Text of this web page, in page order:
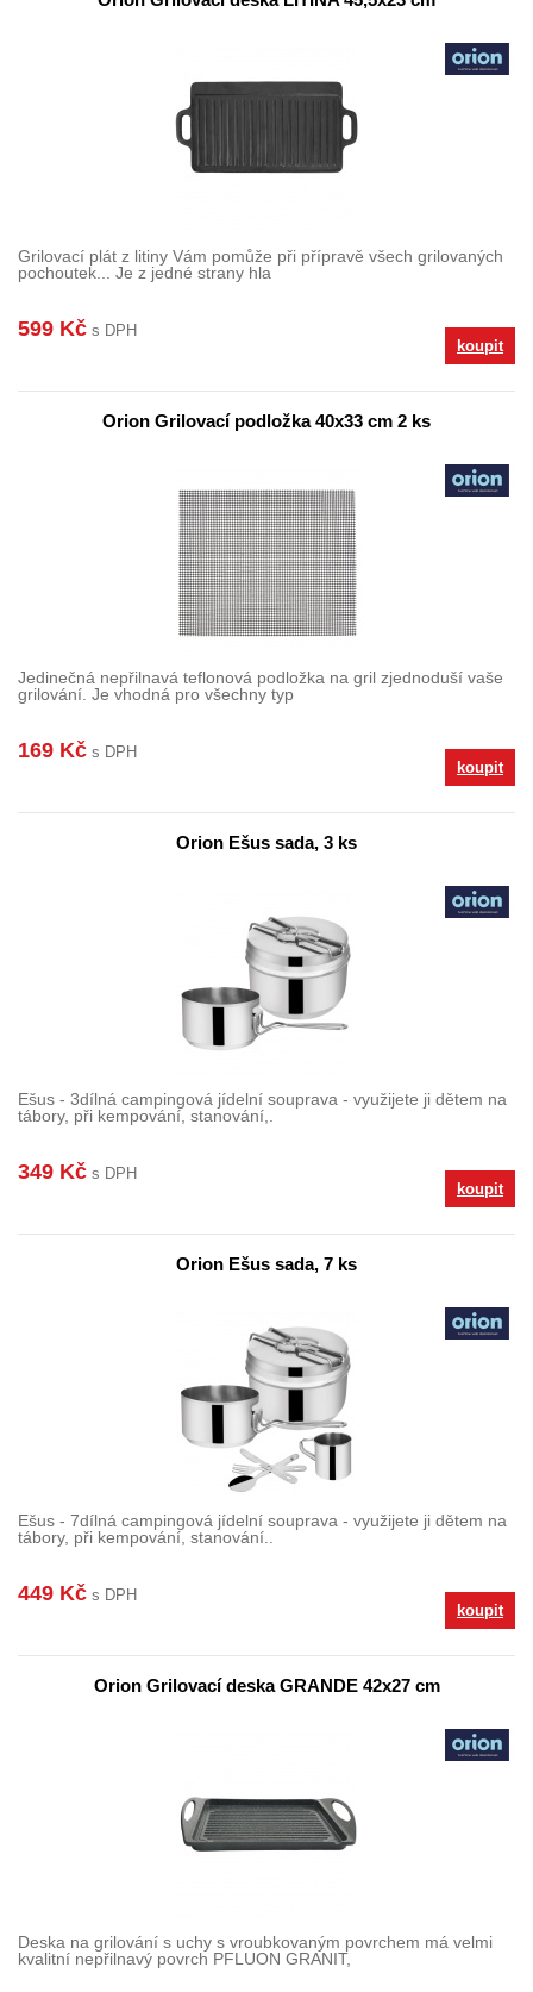
Grilovací plát z litiny Vám pomůže při přípravě všech grilovaných
pochoutek... Je z jedné strany hla
599 Kč s DPH
koupit
Orion Grilovací podložka 40x33 cm 2 ks
Jedinečná nepřilnavá teflonová podložka na gril zjednoduší vaše
grilování. Je vhodná pro všechny typ
169 Kč s DPH
koupit
Orion Ešus sada, 3 ks
Ešus - 3dílná campingová jídelní souprava - využijete ji dětem na
tábory, při kempování, stanování,.
349 Kč s DPH
koupit
Orion Ešus sada, 7 ks
Ešus - 7dílná campingová jídelní souprava - využijete ji dětem na
tábory, při kempování, stanování..
449 Kč s DPH
koupit
Orion Grilovací deska GRANDE 42x27 cm
Deska na grilování s uchy s vroubkovaným povrchem má velmi
kvalitní nepřilnavý povrch PFLUON GRANIT,